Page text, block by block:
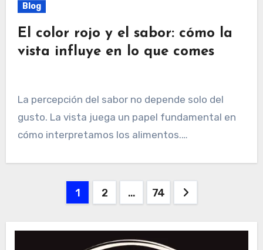
Blog
El color rojo y el sabor: cómo la
vista influye en lo que comes
La percepción del sabor no depende solo del
gusto. La vista juega un papel fundamental en
cómo interpretamos los alimentos.…
Paginación
1 2 … 74